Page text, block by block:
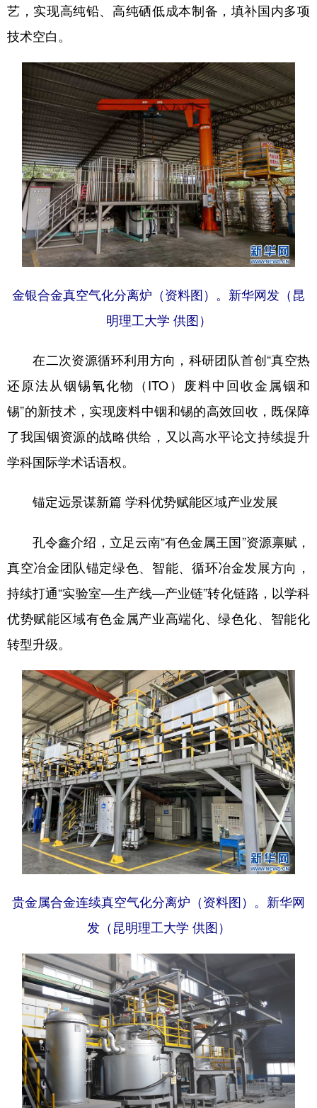
艺，实现高纯铅、高纯硒低成本制备，填补国内多项
技术空白。
金银合金真空气化分离炉（资料图）。新华网发（昆
明理工大学 供图）
在二次资源循环利用方向，科研团队首创“真空热
还原法从铟锡氧化物（ITO）废料中回收金属铟和
锡”的新技术，实现废料中铟和锡的高效回收，既保障
了我国铟资源的战略供给，又以高水平论文持续提升
学科国际学术话语权。
锚定远景谋新篇 学科优势赋能区域产业发展
孔令鑫介绍，立足云南“有色金属王国”资源禀赋，
真空冶金团队锚定绿色、智能、循环冶金发展方向，
持续打通“实验室—生产线—产业链”转化链路，以学科
优势赋能区域有色金属产业高端化、绿色化、智能化
转型升级。
贵金属合金连续真空气化分离炉（资料图）。新华网
发（昆明理工大学 供图）